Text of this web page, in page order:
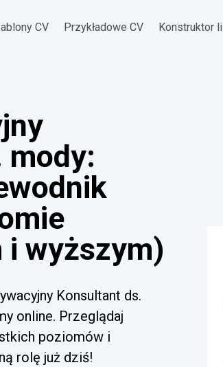
CV Przykładowe CV Konstruktor
mody:
i wyższym)
Konsultant ds.
online. Przeglądaj
poziomów i
rolę już dziś!